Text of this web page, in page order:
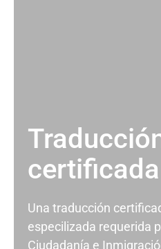
certificada
Una traducción
especilizada requerida
Ciudadanía e